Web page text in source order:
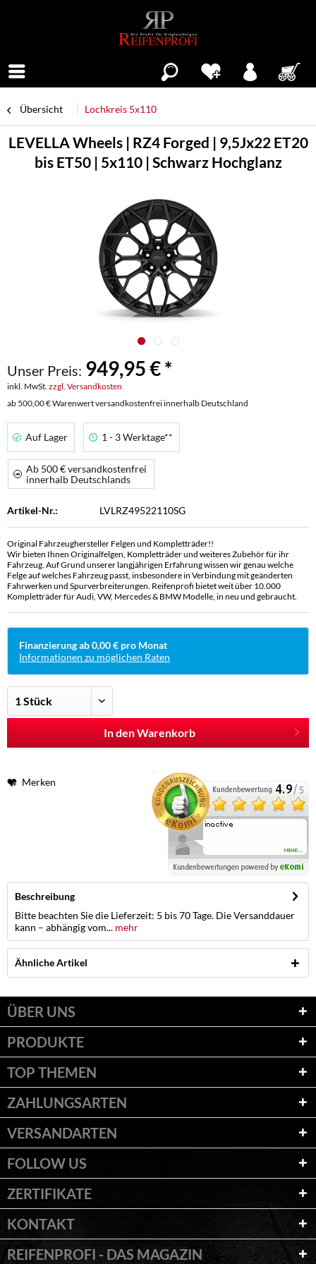
Übersicht Lochkreis 5x110
LEVELLA Wheels | RZ4 Forged | 9,5Jx22 ET20
bis ET50 | 5x110 | Schwarz Hochglanz
Unser Preis: 949,95 € *
inkl. MwSt. zzgl. Versandkosten
ab 500,00 € Warenwert versandkostenfrei innerhalb Deutschland
Auf Lager 1 - 3 Werktage**
Ab 500 € versandkostenfrei
innerhalb Deutschlands
Artikel-Nr.: LVLRZ49522110SG
Original Fahrzeughersteller Felgen und Kompletträder!!
Wir bieten Ihnen Originalfelgen, Kompletträder und weiteres Zubehör für ihr
Fahrzeug. Auf Grund unserer langjährigen Erfahrung wissen wir genau welche
Felge auf welches Fahrzeug passt, insbesondere in Verbindung mit geänderten
Fahrwerken und Spurverbreiterungen. Reifenprofi bietet weit über 10.000
Kompletträder für Audi, VW, Mercedes & BMW Modelle, in neu und gebraucht.
Finanzierung ab 0,00 € pro Monat
Informationen zu möglichen Raten
In den Warenkorb
Merken
Beschreibung
Bitte beachten Sie die Lieferzeit: 5 bis 70 Tage. Die Versanddauer
kann – abhängig vom... mehr
Ähnliche Artikel
ÜBER UNS
PRODUKTE
TOP THEMEN
ZAHLUNGSARTEN
VERSANDARTEN
FOLLOW US
ZERTIFIKATE
KONTAKT
REIFENPROFI - DAS MAGAZIN